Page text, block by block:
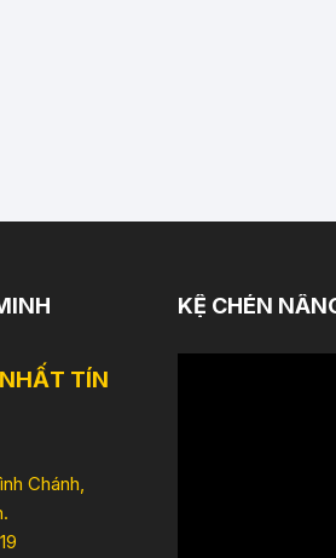
TÍN
Chánh,
KỆ CHÉN